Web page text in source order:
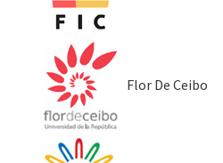
Flor De Ceibo